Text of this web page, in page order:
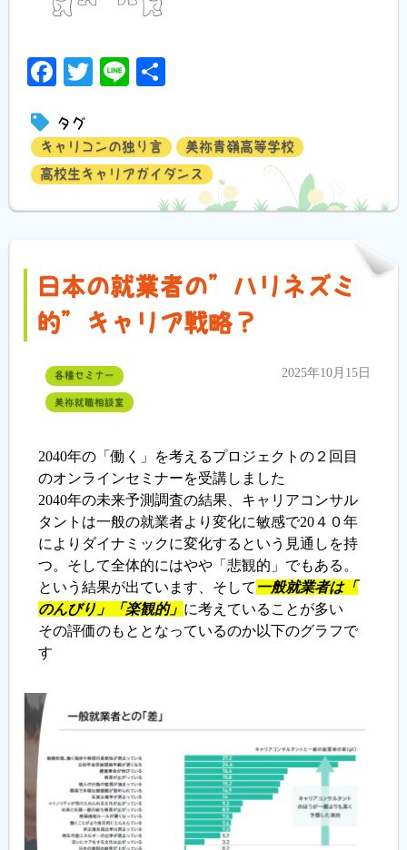
Facebook
Twitter
Line
タグ
キャリコンの独り言
美祢青嶺高等学校
高校生キャリアガイダンス
日本の就業者の”ハリネズミ
的”キャリア戦略？
各種セミナー
美祢就職相談室
2025年10月15日
2040年の「働く」を考えるプロジェクトの２回目
のオンラインセミナーを受講しました
2040年の未来予測調査の結果、キャリアコンサル
タントは一般の就業者より変化に敏感で20４０年
によりダイナミックに変化するという見通しを持
つ。そして全体的にはやや「悲観的」でもある。
という結果が出ています、そして 一般就業者は「
のんびり」「楽観的」 に考えていることが多い
その評価のもととなっているのか以下のグラフで
す